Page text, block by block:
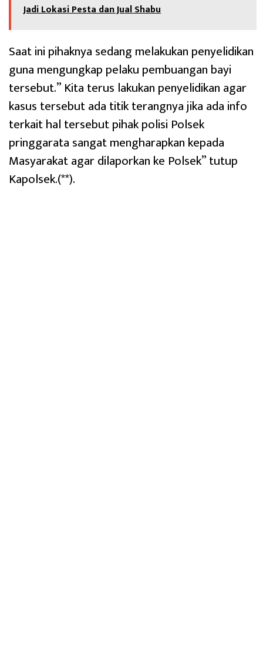
Jadi Lokasi Pesta dan Jual Shabu
‎Saat ini pihaknya sedang melakukan penyelidikan
guna mengungkap pelaku pembuangan bayi
tersebut.” Kita terus lakukan penyelidikan agar
kasus tersebut ada titik terangnya jika ada info
terkait hal tersebut pihak polisi Polsek
pringgarata sangat mengharapkan kepada
Masyarakat agar dilaporkan ke Polsek” tutup
Kapolsek.(**).